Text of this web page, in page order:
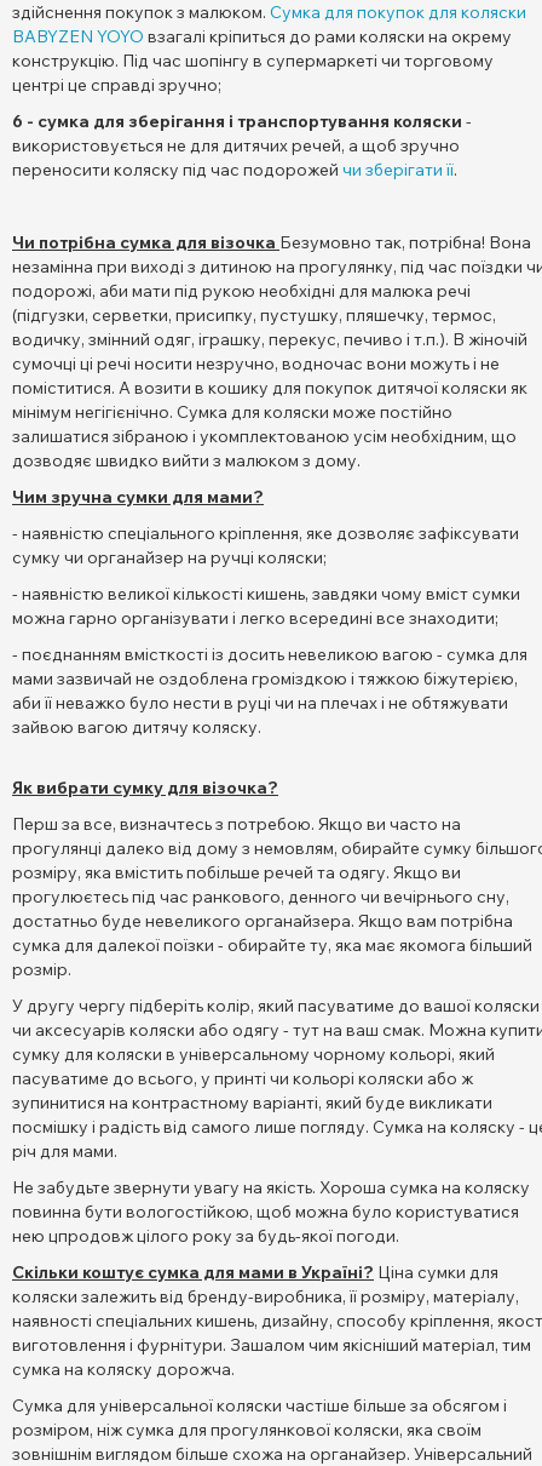
здійснення покупок з малюком. Сумка для покупок для коляски
BABYZEN YOYO взагалі кріпиться до рами коляски на окрему
конструкцію. Під час шопінгу в супермаркеті чи торговому
центрі це справді зручно;
6 - сумка для зберігання і транспортування коляски -
використовується не для дитячих речей, а щоб зручно
переносити коляску під час подорожей чи зберігати її.
Чи потрібна сумка для візочка Безумовно так, потрібна! Вона
незамінна при виході з дитиною на прогулянку, під час поїздки
подорожі, аби мати під рукою необхідні для малюка речі
(підгузки, серветки, присипку, пустушку, пляшечку, термос,
водичку, змінний одяг, іграшку, перекус, печиво і т.п.). В жіночій
сумочці ці речі носити незручно, водночас вони можуть і не
поміститися. А возити в кошику для покупок дитячої коляски як
мінімум негігієнічно. Сумка для коляски може постійно
залишатися зібраною і укомплектованою усім необхідним, що
дозводяє швидко вийти з малюком з дому.
Чим зручна сумки для мами?
- наявністю спеціального кріплення, яке дозволяє зафіксувати
сумку чи органайзер на ручці коляски;
- наявністю великої кількості кишень, завдяки чому вміст сумки
можна гарно організувати і легко всередині все знаходити;
- поєднанням вмісткості із досить невеликою вагою - сумка для
мами зазвичай не оздоблена громіздкою і тяжкою біжутерією,
аби її неважко було нести в руці чи на плечах і не обтяжувати
зайвою вагою дитячу коляску.
Як вибрати сумку для візочка?
Перш за все, визначтесь з потребою. Якщо ви часто на
прогулянці далеко від дому з немовлям, обирайте сумку
розміру, яка вмістить побільше речей та одягу. Якщо ви
прогулюєтесь під час ранкового, денного чи вечірнього сну,
достатньо буде невеликого органайзера. Якщо вам потрібна
сумка для далекої поїзки - обирайте ту, яка має якомога більший
розмір.
У другу чергу підберіть колір, який пасуватиме до вашої коляски
чи аксесуарів коляски або одягу - тут на ваш смак. Можна
сумку для коляски в універсальному чорному кольорі, який
пасуватиме до всього, у принті чи кольорі коляски або ж
зупинитися на контрастному варіанті, який буде викликати
посмішку і радість від самого лише погляду. Сумка на коляску -
річ для мами.
Не забудьте звернути увагу на якість. Хороша сумка на коляску
повинна бути вологостійкою, щоб можна було користуватися
нею цпродовж цілого року за будь-якої погоди.
Скільки коштує сумка для мами в Україні? Ціна сумки для
коляски залежить від бренду-виробника, її розміру, матеріалу,
наявності спеціальних кишень, дизайну, способу кріплення,
виготовлення і фурнітури. Зашалом чим якісніший матеріал, тим
сумка на коляску дорожча.
Сумка для універсальної коляски частіше більше за обсягом і
розміром, ніж сумка для прогулянкової коляски, яка своїм
зовнішнім виглядом більше схожа на органайзер. Універсальний